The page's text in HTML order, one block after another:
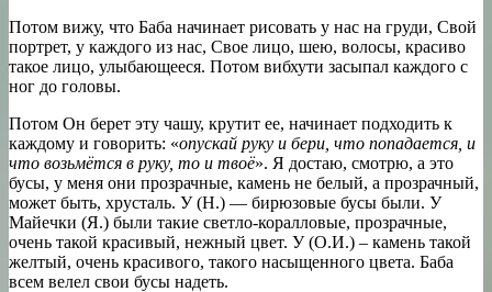
Потом вижу, что Баба начинает рисовать у нас на груди, Свой
портрет, у каждого из нас, Свое лицо, шею, волосы, красиво
такое лицо, улыбающееся. Потом вибхути засыпал каждого с
ног до головы.
Потом Он берет эту чашу, крутит ее, начинает подходить к
каждому и говорить: «опускай руку и бери, что попадается, и
что возьмётся в руку, то и твоё». Я достаю, смотрю, а это
бусы, у меня они прозрачные, камень не белый, а прозрачный,
может быть, хрусталь. У (Н.) — бирюзовые бусы были. У
Майечки (Я.) были такие светло-коралловые, прозрачные,
очень такой красивый, нежный цвет. У (О.И.) – камень такой
желтый, очень красивого, такого насыщенного цвета. Баба
всем велел свои бусы надеть.